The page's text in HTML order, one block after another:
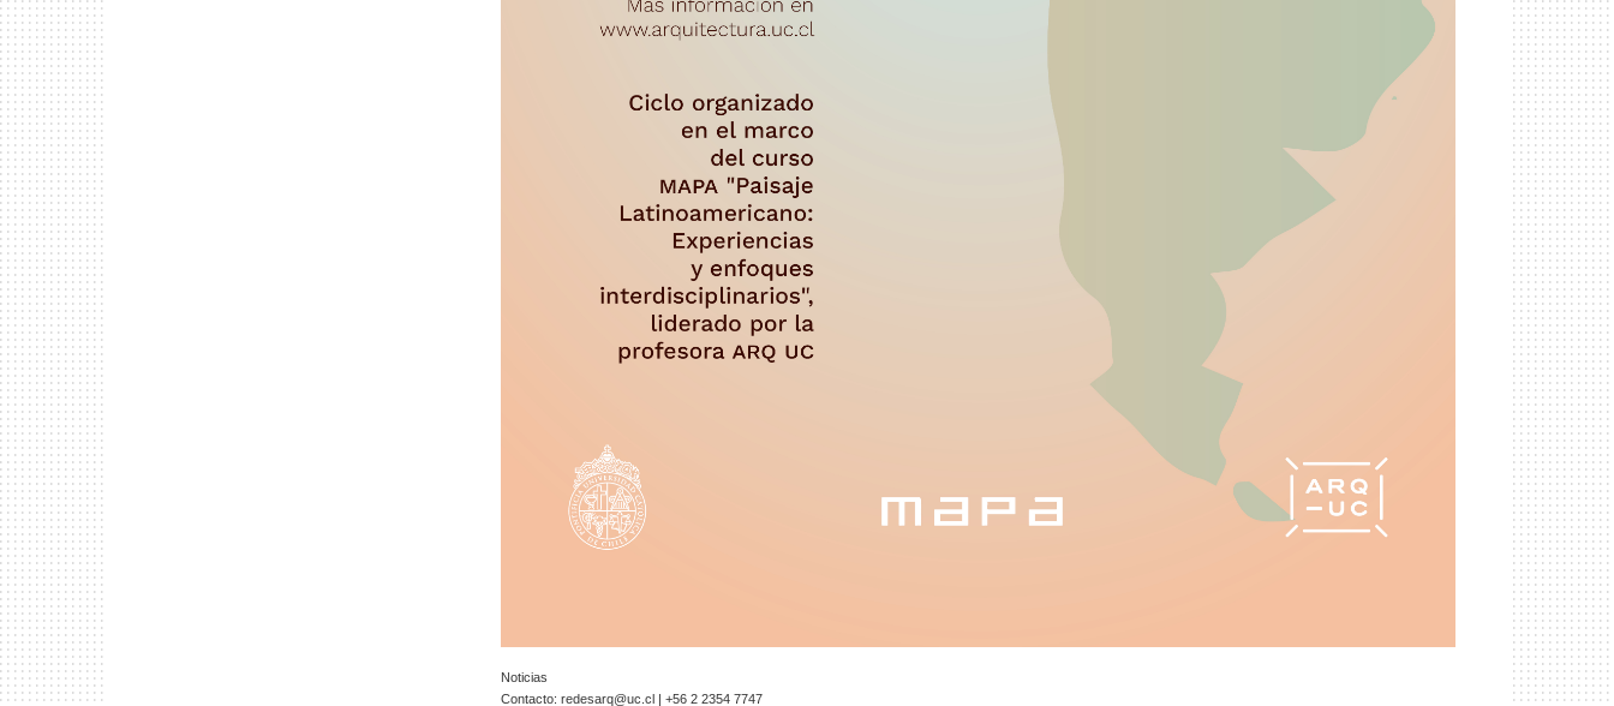
Noticias
Contacto: redesarq@uc.cl | +56 2 2354 7747